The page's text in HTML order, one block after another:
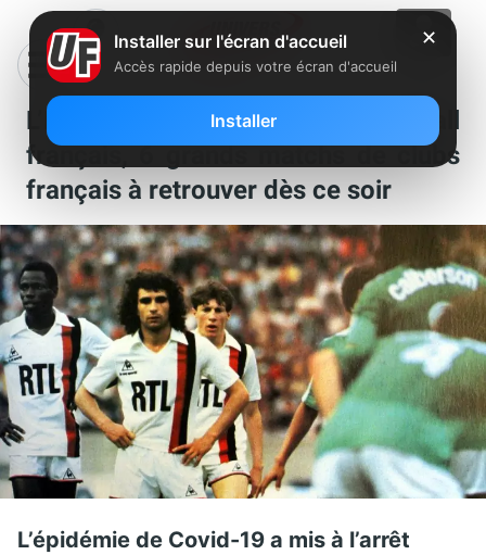
L’Equipe met à l’honneur le football
français, 6 grands matchs de clubs
français à retrouver dès ce soir
L’épidémie de Covid-19 a mis à l’arrêt
✕
Installer sur l'écran d'accueil
Accès rapide depuis votre écran d'accueil
Installer